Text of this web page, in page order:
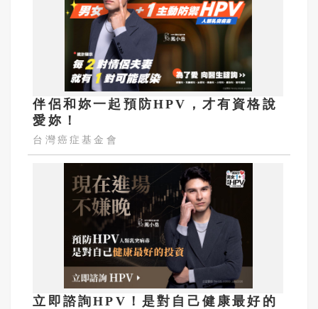
伴侶和妳一起預防HPV，才有資格說
愛妳！
台灣癌症基金會
立即諮詢HPV！是對自己健康最好的